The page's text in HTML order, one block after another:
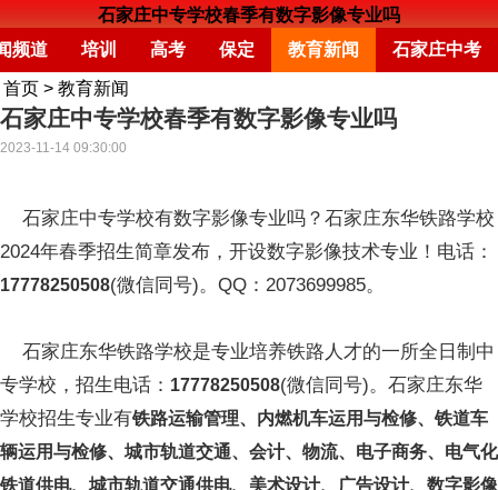
石家庄中专学校春季有数字影像专业吗
频道
培训 高考 保定 教育新闻 石家庄中考
首页 > 教育新闻
石家庄中专学校春季有数字影像专业吗
2023-11-14 09:30:00
石家庄中专学校有数字影像专业吗？石家庄东华铁路学校
2024年春季招生简章发布，开设数字影像技术专业！电话：
17778250508(微信同号)。QQ：2073699985。
石家庄东华铁路学校是专业培养铁路人才的一所全日制中
专学校，招生电话： 17778250508(微信同号)。石家庄东华
学校招生专业有铁路运输管理、内燃机车运用与检修、铁道车
辆运用与检修、城市轨道交通、会计、物流、电子商务、电气化
铁道供电、城市轨道交通供电、美术设计、广告设计、数字影像